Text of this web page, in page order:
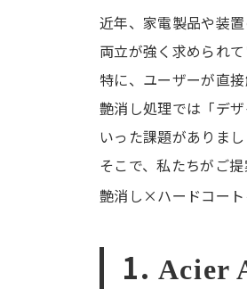
近年、家電製品や装
両立が強く求められて
特に、ユーザーが直
艶消し処理では「デ
いった課題がありまし
そこで、私たちがご
艶消し×ハードコート
1. Acier